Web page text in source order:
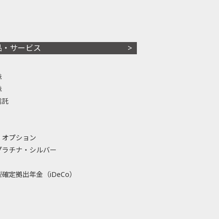
・サービス
託
プション
ラチナ・シルバー
定拠出年金（iDeCo）